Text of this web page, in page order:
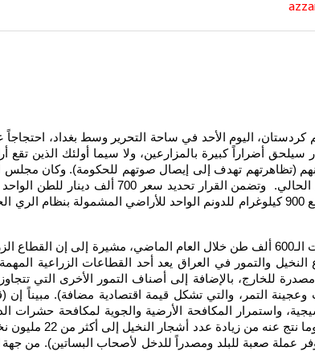
كردستان، اليوم الأحد في ساحة التحرير وسط بغداد،
أضراراً كبيرة بالمزارعين، ولا سيما أولئك الذين تقع
إنهم (تظاهرتهم تهدف إلى إيصال صوتهم للحكومة). وكان مجلس
إلى ذلك، أكدت وزارة الزراعة، إن صادرات التمور تجاوزت الـ600 ألف طن
والتمور في العراق يعد أحد القطاعات الزراعية
وعجينة التمر، والتي تشكل قيمة اقتصادية مضافة). مبيناً
واستمرار المكافحة الأرضية والجوية لمكافحة حشرات
عملة صعبة للبلد ومصدراً للدخل لأصحاب البساتين). من جهة